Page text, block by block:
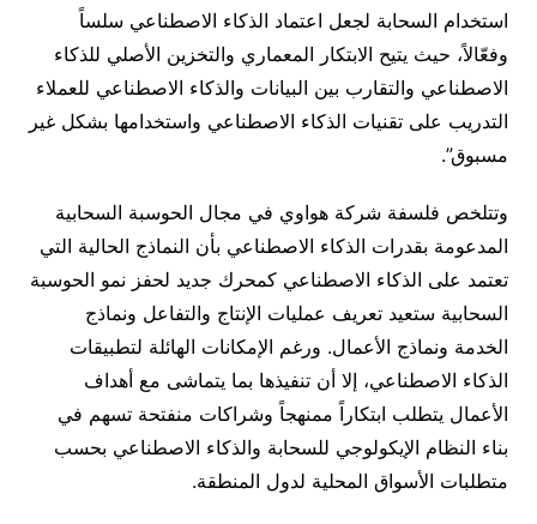
استخدام السحابة لجعل اعتماد الذكاء الاصطناعي سلساً
وفعّالاً، حيث يتيح الابتكار المعماري والتخزين الأصلي للذكاء
الاصطناعي والتقارب بين البيانات والذكاء الاصطناعي للعملاء
التدريب على تقنيات الذكاء الاصطناعي واستخدامها بشكل غير
مسبوق”.
وتتلخص فلسفة شركة هواوي في مجال الحوسبة السحابية
المدعومة بقدرات الذكاء الاصطناعي بأن النماذج الحالية التي
تعتمد على الذكاء الاصطناعي كمحرك جديد لحفز نمو الحوسبة
السحابية ستعيد تعريف عمليات الإنتاج والتفاعل ونماذج
الخدمة ونماذج الأعمال. ورغم الإمكانات الهائلة لتطبيقات
الذكاء الاصطناعي، إلا أن تنفيذها بما يتماشى مع أهداف
الأعمال يتطلب ابتكاراً ممنهجاً وشراكات منفتحة تسهم في
بناء النظام الإيكولوجي للسحابة والذكاء الاصطناعي بحسب
متطلبات الأسواق المحلية لدول المنطقة.